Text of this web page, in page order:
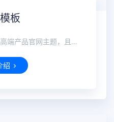
板
CeoNova-Pro主题是一款高端产品官网主题，且强大、轻量、大气！
绍